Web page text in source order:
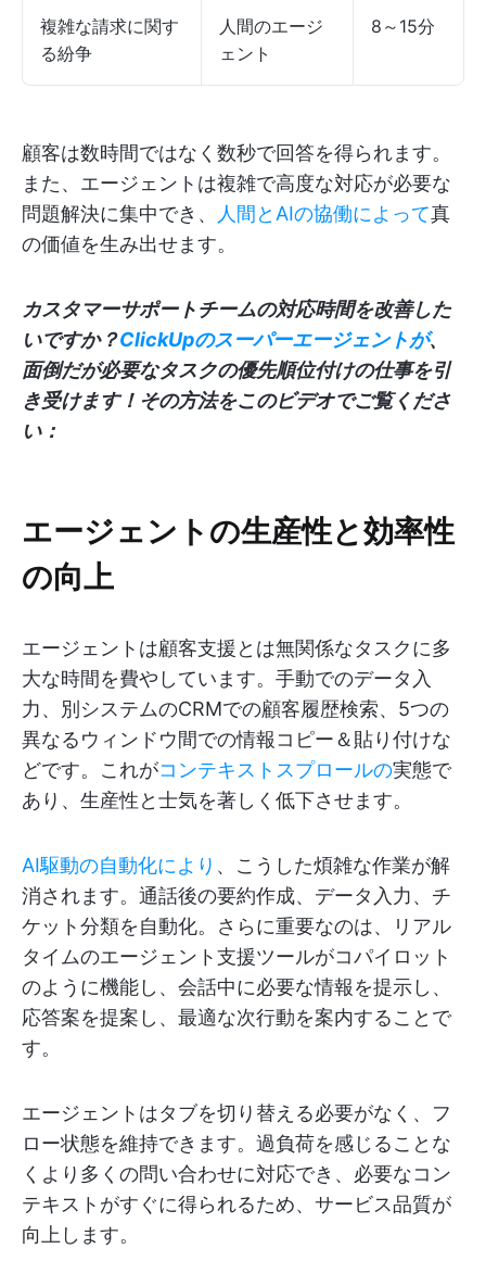
複雑な請求に関す
る紛争
人間のエージ
ェント
8～15分
顧客は数時間ではなく数秒で回答を得られます。
また、エージェントは複雑で高度な対応が必要な
問題解決に集中でき、
人間とAIの協働によって真
の価値を生み出せます。
カスタマーサポートチームの対応時間を改善した
いですか？ClickUpのスーパーエージェントが、
面倒だが必要なタスクの優先順位付けの仕事を引
き受けます！その方法をこのビデオでご覧くださ
い：
エージェントの生産性と効率性
の向上
エージェントは顧客支援とは無関係なタスクに多
大な時間を費やしています。手動でのデータ入
力、別システムのCRMでの顧客履歴検索、5つの
異なるウィンドウ間での情報コピー＆貼り付けな
どです。これがコンテキストスプロールの実態で
あり、生産性と士気を著しく低下させます。
AI駆動の自動化により 、こうした煩雑な作業が解
消されます。通話後の要約作成、データ入力、チ
ケット分類を自動化。さらに重要なのは、リアル
タイムのエージェント支援ツールがコパイロット
のように機能し、会話中に必要な情報を提示し、
応答案を提案し、最適な次行動を案内することで
す。
エージェントはタブを切り替える必要がなく、フ
ロー状態を維持できます。過負荷を感じることな
くより多くの問い合わせに対応でき、必要なコン
テキストがすぐに得られるため、サービス品質が
向上します。